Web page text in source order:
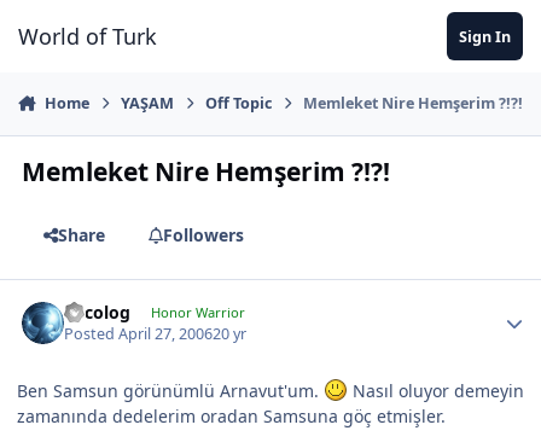
World of Turk Sign In
Home YAŞAM Off Topic Memleket Nire Hemşerim ?!?!
Memleket Nire Hemşerim ?!?!
Share Followers
Orcolog Honor Warrior
PostedApril 27, 200620 yr
Ben Samsun görünümlü Arnavut'um.
Nasıl oluyor demeyin
zamanında dedelerim oradan Samsuna göç etmişler.